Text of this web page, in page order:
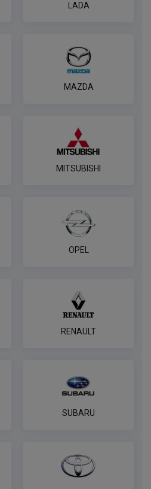
LADA
MAZDA
MITSUBISHI
OPEL
RENAULT
SUBARU